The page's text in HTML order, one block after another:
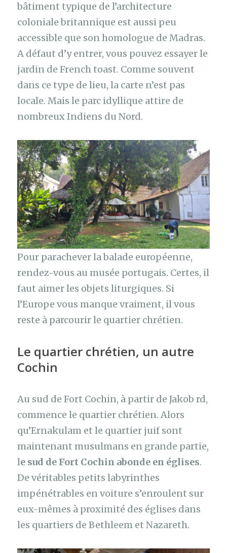
bâtiment typique de l’architecture
coloniale britannique est aussi peu
accessible que son homologue de Madras.
A défaut d’y entrer, vous pouvez essayer le
jardin de French toast. Comme souvent
dans ce type de lieu, la carte n’est pas
locale. Mais le parc idyllique attire de
nombreux Indiens du Nord.
Pour parachever la balade européenne,
rendez-vous au musée portugais. Certes, il
faut aimer les objets liturgiques. Si
l’Europe vous manque vraiment, il vous
reste à parcourir le quartier chrétien.
Le quartier chrétien, un autre
Cochin
Au sud de Fort Cochin, à partir de Jakob rd,
commence le quartier chrétien. Alors
qu’Ernakulam et le quartier juif sont
maintenant musulmans en grande partie,
le sud de Fort Cochin abonde en églises.
De véritables petits labyrinthes
impénétrables en voiture s’enroulent sur
eux-mêmes à proximité des églises dans
les quartiers de Bethleem et Nazareth.